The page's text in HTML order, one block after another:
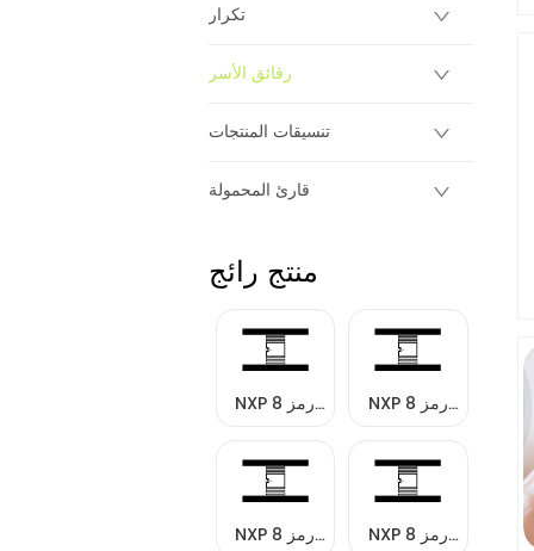
تكرار
رقائق الأسر
تنسيقات المنتجات
قارئ المحمولة
منتج رائج
NXP رمز 8
NXP رمز 8
NXP رمز 8
NXP رمز 8